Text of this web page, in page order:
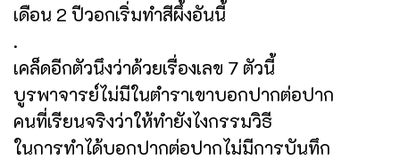
เดือน 2 ปีวอกเริ่มทำสีผึ้งอันนี้
.
เคล็ดอีกตัวนึงว่าด้วยเรื่องเลข 7 ตัวนี้
บูรพาจารย์ไม่มีในตำราเขาบอกปากต่อปาก
คนที่เรียนจริงว่าให้ทำยังไงกรรมวิธี
ในการทำได้บอกปากต่อปากไม่มีการบันทึก